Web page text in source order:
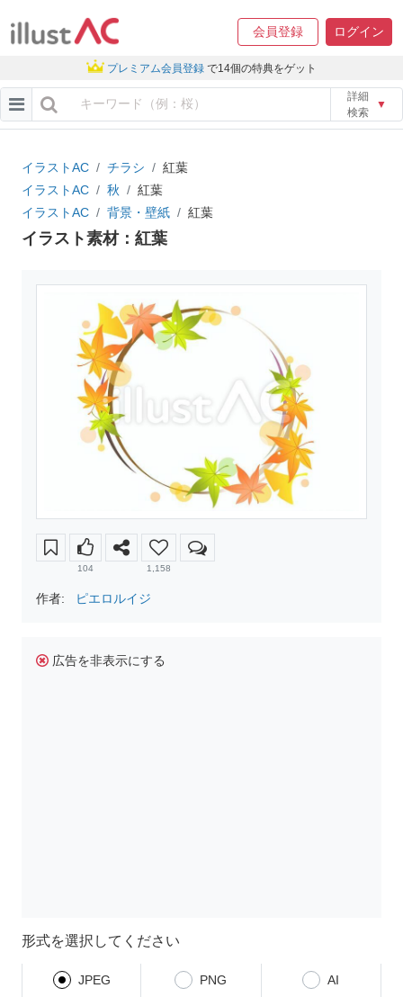
会員登録 ログイン
プレミアム会員登録 で14個の特典をゲット
詳細
検索
▼
イラストAC チラシ
紅葉
イラストAC
秋
紅葉
イラストAC
背景・壁紙 紅葉
イラスト素材：紅葉
104 1,158
作者: ピエロルイジ
広告を非表示にする
形式を選択してください
JPEG PNG
AI